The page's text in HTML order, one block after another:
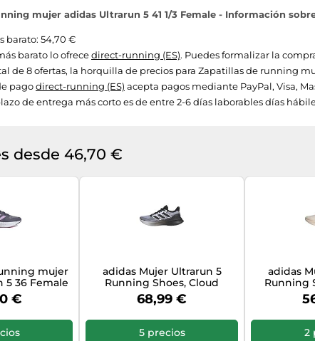
mujer adidas Ultrarun 5 41 1/3 Female - Información
barato: 54,70 €
barato lo ofrecedirect-running (ES). Puedes formalizar la
de 8 ofertas, la horquilla de precios para Zapatillas de running
pagodirect-running (ES) acepta pagos mediante PayPal, Visa,
de entrega más corto es de entre 2-6 días laborables días
desde 46,70 €
mujer
5 36 Female
€
adidas Mujer Ultrarun 5
Running Shoes, Cloud
White/Core Black/Cloud
White, 37 1/3 EU
68,99 €
5 precios
adidas
Running
Quartz/
2